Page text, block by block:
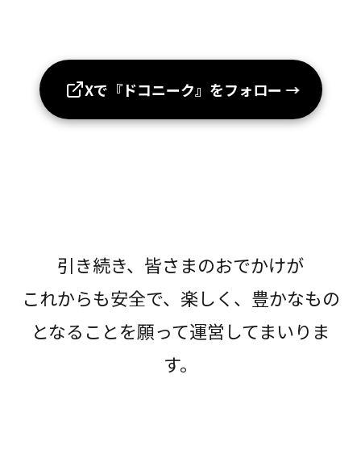
Xで『ドコニーク』をフォロー →
引き続き、皆さまのおでかけが
これからも安全で、楽しく、豊かなもの
となることを願って運営してまいりま
す。